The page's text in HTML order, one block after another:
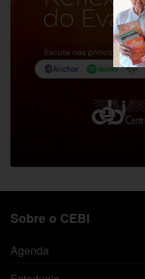
Sobre o CEBI
Agenda